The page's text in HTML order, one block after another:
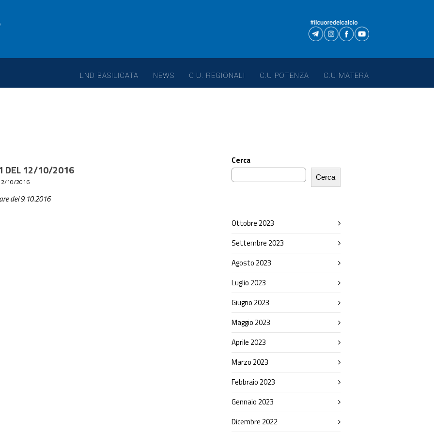
LND BASILICATA NEWS C.U. REGIONALI C.U POTENZA C.U MATERA
DEL 12/10/2016
10/2016
del 9.10.2016
Cerca
Cerca
Ottobre 2023
Settembre 2023
Agosto 2023
Luglio 2023
Giugno 2023
Maggio 2023
Aprile 2023
Marzo 2023
Febbraio 2023
Gennaio 2023
Dicembre 2022